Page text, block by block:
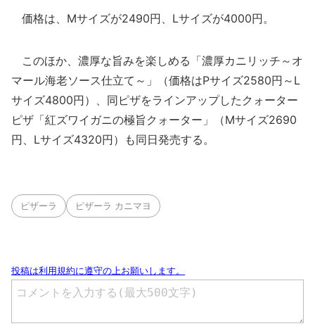
価格は、Mサイズが2490円、Lサイズが4000円。
このほか、濃厚な旨みを楽しめる「濃厚カニリッチ～オ
マール海老ソース仕立て～」（価格はPサイズ2580円～L
サイズ4800円）、同ピザをラインアップしたクォーター
ピザ「紅ズワイガニの極旨クォーター」（Mサイズ2690
円、Lサイズ4320円）も同日発売する。
ピザーラ ピザーラ カニマヨ